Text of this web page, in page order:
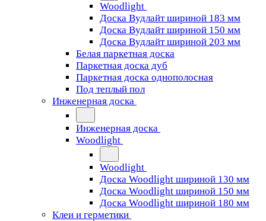
Woodlight
Доска Вудлайт шириной 183 мм
Доска Вудлайт шириной 150 мм
Доска Вудлайт шириной 203 мм
Белая паркетная доска
Паркетная доска дуб
Паркетная доска однополосная
Под теплый пол
Инженерная доска
Инженерная доска
Woodlight
Woodlight
Доска Woodlight шириной 130 мм
Доска Woodlight шириной 150 мм
Доска Woodlight шириной 180 мм
Клеи и герметики